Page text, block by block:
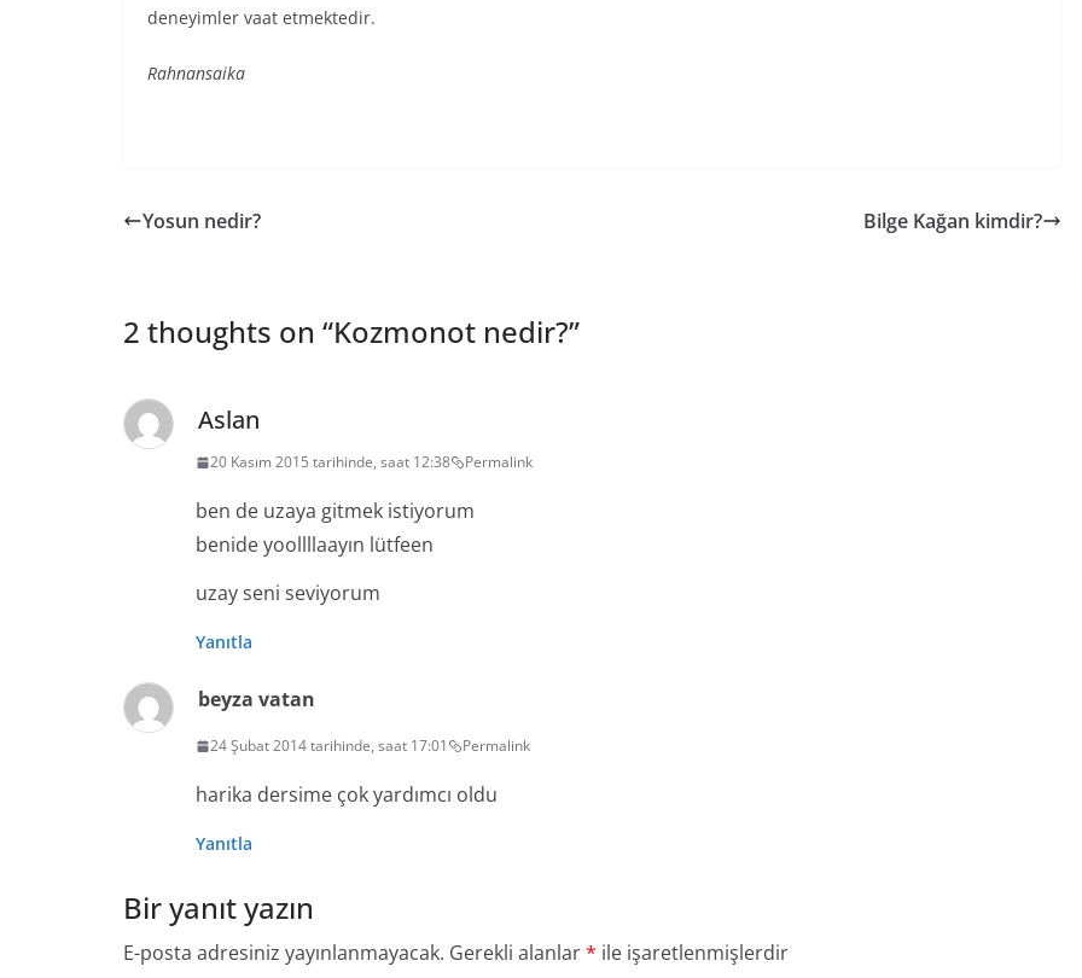
deneyimler vaat etmektedir.
Rahnansaika
Yosun nedir? Bilge Kağan kimdir?
2 thoughts on “Kozmonot nedir?”
Aslan
20 Kasım 2015 tarihinde, saat 12:38 Permalink
ben de uzaya gitmek istiyorum
benide yoollllaayın lütfeen
uzay seni seviyorum
Yanıtla
beyza vatan
24 Şubat 2014 tarihinde, saat 17:01 Permalink
harika dersime çok yardımcı oldu
Yanıtla
Bir yanıt yazın
E-posta adresiniz yayınlanmayacak. Gerekli alanlar* ile işaretlenmişlerdir